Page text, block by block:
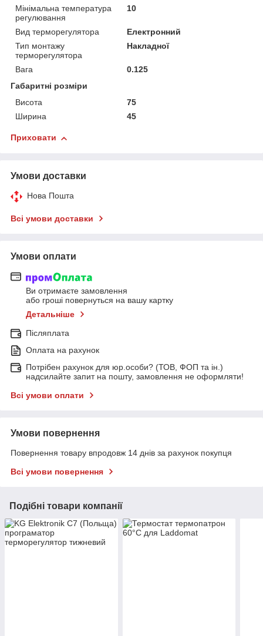
Мінімальна температура
регулювання
10
Вид терморегулятора
Електронний
Тип монтажу
терморегулятора
Накладної
Вага
0.125
Габаритні розміри
Висота
75
Ширина
45
Приховати
Умови доставки
Нова Пошта
Всі умови доставки
Умови оплати
Ви отримаєте замовлення
або гроші повернуться на вашу картку
Детальніше
Післяплата
Оплата на рахунок
Потрібен рахунок для юр.особи? (ТОВ, ФОП та ін.)
надсилайте запит на пошту, замовлення не оформляти!
Всі умови оплати
Умови повернення
Повернення товару впродовж 14 днів за рахунок покупця
Всі умови повернення
Подібні товари компанії